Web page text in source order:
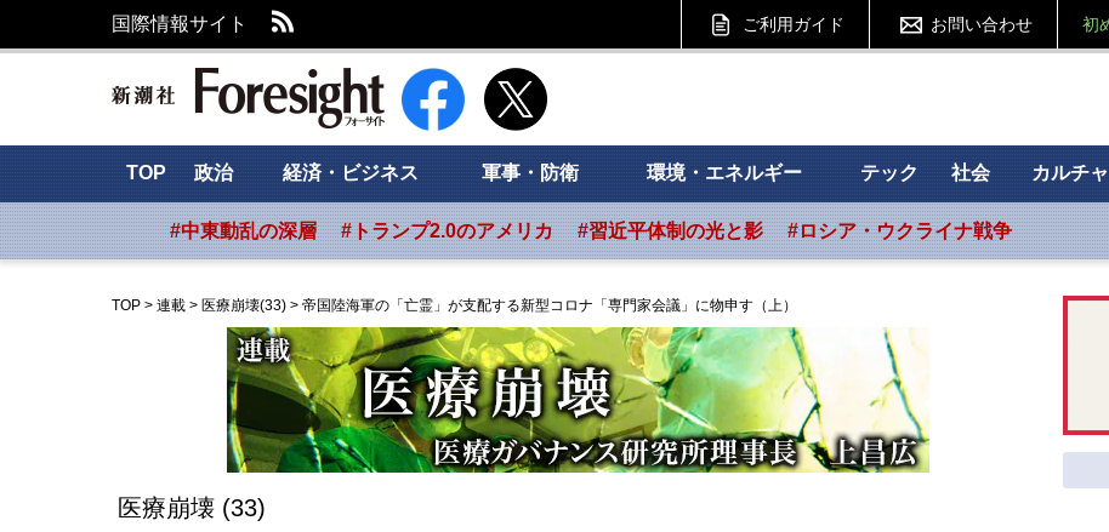
国際情報サイト ご利用ガイド お問い合わせ 初
新潮社 Foresight フォーサイト
TOP 政治 経済・ビジネス 軍事・防衛 環境・エネルギー テック 社会 カルチ
#中東動乱の深層 #トランプ2.0のアメリカ #習近平体制の光と影 #ロシア・ウクライナ戦争
TOP > 連載 > 医療崩壊(33) > 帝国陸海軍の「亡霊」が支配する新型コロナ「専門家会議」に物申す（上）
医療崩壊 (33)